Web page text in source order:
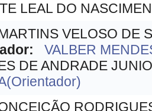
LEAL DO
VELOSO DE
VALBER
DE ANDRADE